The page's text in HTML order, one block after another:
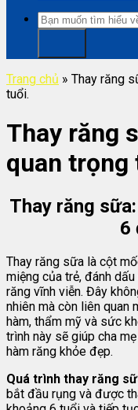
Trang chủ » Thay răng
tuổi.
Thay răng
quan trọng
Thay răng
6
Thay răng sữa là cột
miệng của trẻ, đánh
răng vĩnh viễn. Đây
nhiên mà còn liên quan
hàm, thẩm mỹ và sức
trình này sẽ giúp cha
hàm răng khỏe đẹp.
Quá trình thay răng
bắt đầu rụng và được